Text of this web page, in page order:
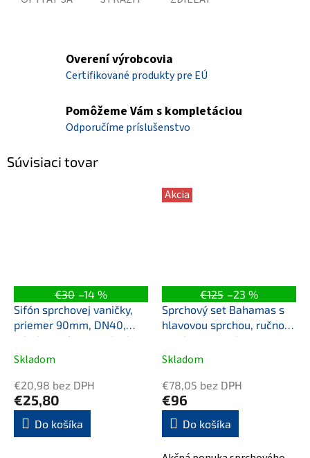
Overení výrobcovia
Certifikované produkty pre EÚ
Pomôžeme Vám s kompletáciou
Odporučíme príslušenstvo
Súvisiaci tovar
€30 –14 %
Sifón sprchovej vaničky,
priemer 90mm, DN40,
odtok v vnútornom kruhu,
krytka biela
Skladom
€20,98 bez DPH
€25,80
Do košíka
Akcia
€125 –23 %
Sprchový set Bahamas s
hlavovou sprchou, ručnou
sprchou a sprchovou
batériou rozstup 150cm
Skladom
€78,05 bez DPH
€96
Do košíka